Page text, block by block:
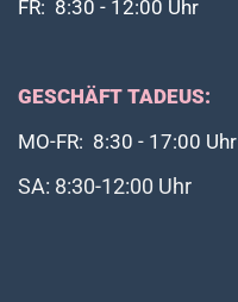
FR: 8:30 - 12:00 Uhr
GESCHÄFT TADEUS:
MO-FR: 8:30 - 17:00 Uhr
SA: 8:30-12:00 Uhr